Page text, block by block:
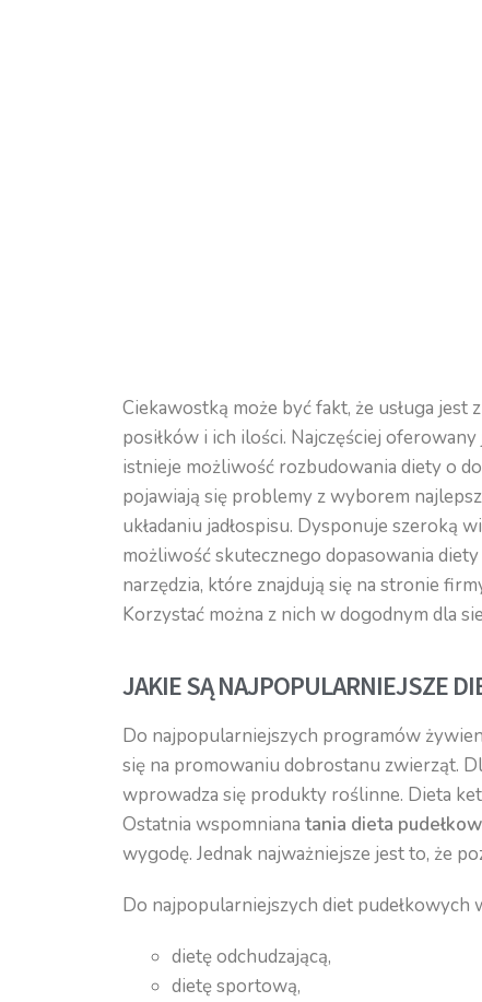
Ciekawostką może być fakt, że usługa
posiłków i ich ilości. Najczęściej oferowany
istnieje możliwość rozbudowania diety o
pojawiają się problemy z wyborem
układaniu jadłospisu. Dysponuje szeroką
możliwość skutecznego dopasowania
narzędzia, które znajdują się na stronie
Korzystać można z nich w dogodnym dla
JAKIE SĄ NAJPOPULARNIEJSZE
Do najpopularniejszych programów
się na promowaniu dobrostanu zwierząt.
wprowadza się produkty roślinne. Dieta
Ostatnia wspomniana tania dieta
wygodę. Jednak najważniejsze jest to, że
Do najpopularniejszych diet pudełkowych
dietę odchudzającą,
dietę sportową,